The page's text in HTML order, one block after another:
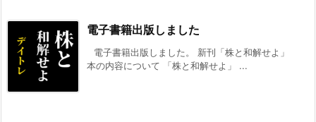
電子書籍出版しました
電子書籍出版しました。 新刊「株と和解せよ」
本の内容について 「株と和解せよ」 ...